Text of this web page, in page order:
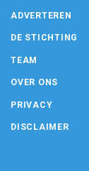
ADVERTEREN
DE STICHTING
TEAM
OVER ONS
PRIVACY
DISCLAIMER